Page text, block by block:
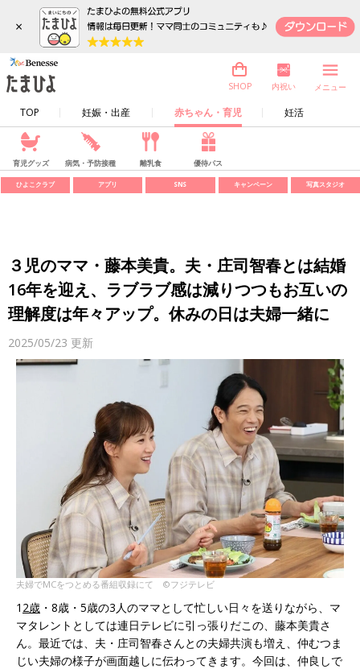
×
TOP 妊娠・出産 赤ちゃん・育児 妊活
SHOP 内祝い メニュー
育児グッズ 病気・予防接種 離乳食 優待パス
ひよこクラブ アプリ SNS キャンペーン 写真スタジオ
３児のママ・藤本美貴。夫・庄司智春とは結婚
16年を迎え、ラブラブ感は減りつつもお互いの
理解度は年々アップ。休みの日は夫婦一緒に
2025/05/23 更新
夫婦でMCをつとめる番組収録にて ©フジテレビ
1 2歳 ・8歳・5歳の3人のママとして忙しい日々を送りながら、マ
マタレントとしては連日テレビに引っ張りだこの、藤本美貴さ
ん。最近では、夫・庄司智春さんとの夫婦共演も増え、仲むつま
じい夫婦の様子が画面越しに伝わってきます。今回は、仲良しで